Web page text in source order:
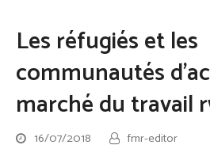
Les réfugiés et les
communautés
marché du travail
16/07/2018 fmr-editor